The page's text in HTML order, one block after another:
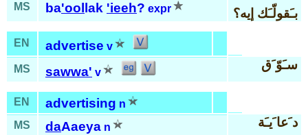
MS ba'ool lak 'ieeh? expr بـَقولّـَك إيه؟
EN advertise v
MS
sawwa' v
سـَوّ َق
EN advertising n
MS
daAaeya n د َعا َيـَة